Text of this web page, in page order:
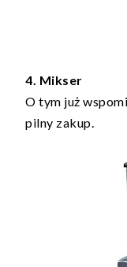
4. Mikser
O tym już
pilny zakup.